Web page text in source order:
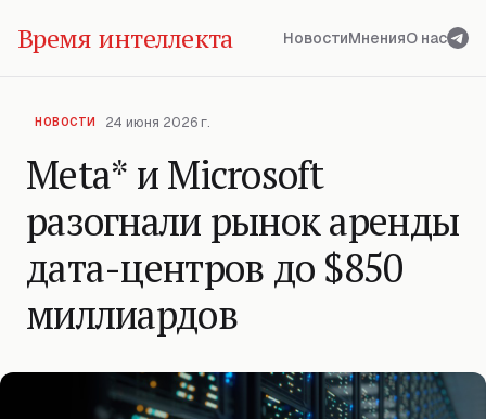
Время интеллекта НовостиМненияО нас
НОВОСТИ 24 июня 2026 г.
Meta* и Microsoft
разогнали рынок аренды
дата-центров до $850
миллиардов